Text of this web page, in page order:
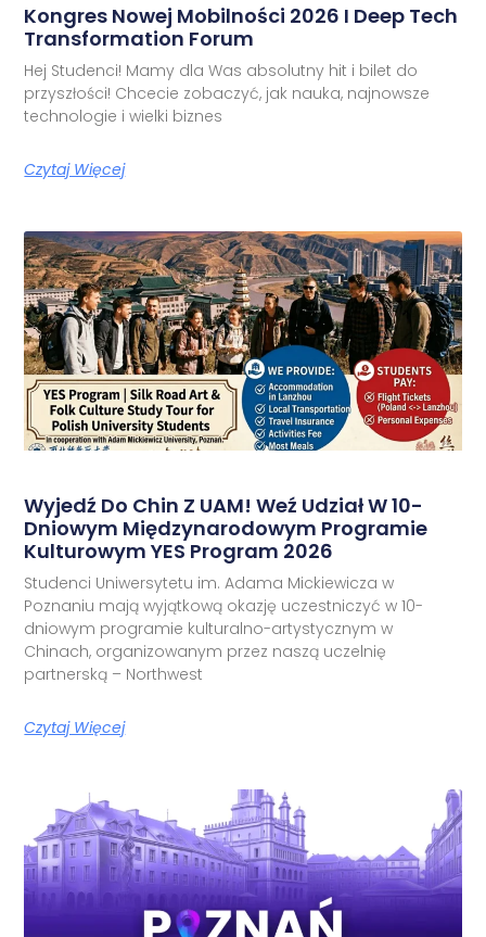
Kongres Nowej Mobilności 2026 I Deep Tech
Transformation Forum
Hej Studenci! Mamy dla Was absolutny hit i bilet do
przyszłości! Chcecie zobaczyć, jak nauka, najnowsze
technologie i wielki biznes
Czytaj Więcej
Wyjedź Do Chin Z UAM! Weź Udział W 10-
Dniowym Międzynarodowym Programie
Kulturowym YES Program 2026
Studenci Uniwersytetu im. Adama Mickiewicza w
Poznaniu mają wyjątkową okazję uczestniczyć w 10-
dniowym programie kulturalno-artystycznym w
Chinach, organizowanym przez naszą uczelnię
partnerską – Northwest
Czytaj Więcej